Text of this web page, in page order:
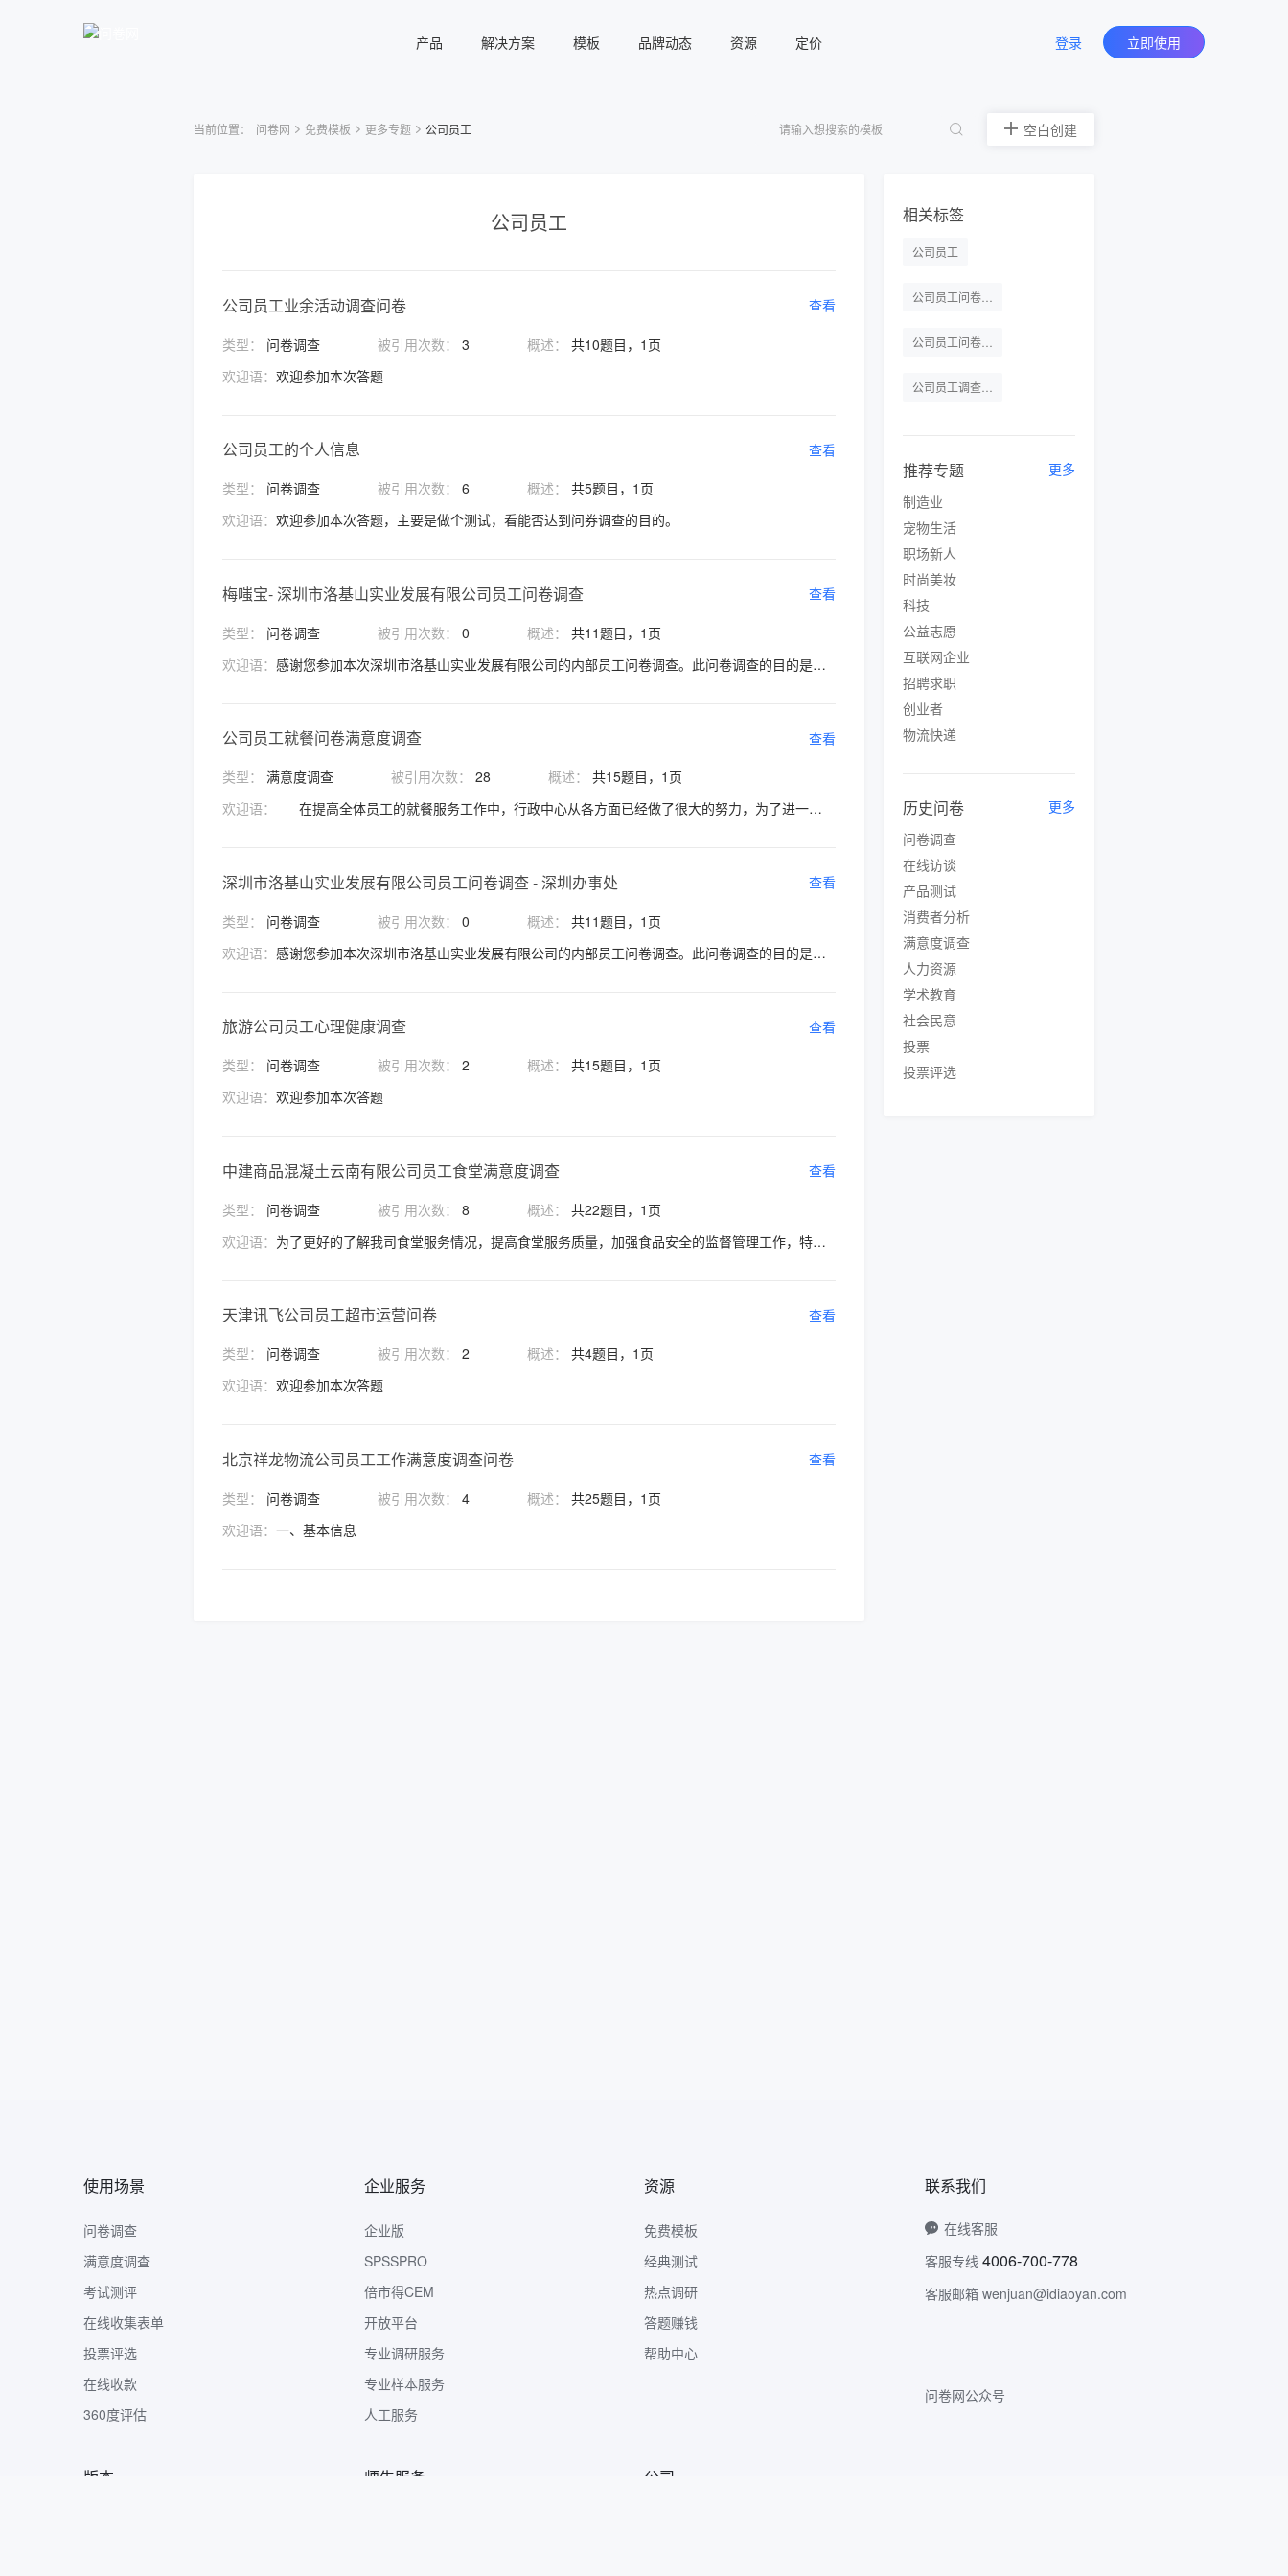
产品 解决方案 模板 品牌动态 资源 定价 登录 立即使用
当前位置： 问卷网 免费模板 更多专题 公司员工 空白创建
公司员工
公司员工业余活动调查问卷 查看
类型： 问卷调查 被引用次数： 3 概述：
共10题目，1页
欢迎语： 欢迎参加本次答题
公司员工的个人信息 查看
类型： 问卷调查 被引用次数： 6 概述：
共5题目，1页
欢迎语： 欢迎参加本次答题，主要是做个测试，看能否达到问券调查的目的。
梅嗤宝- 深圳市洛基山实业发展有限公司员工问卷调查 查看
类型： 问卷调查 被引用次数： 0 概述：
共11题目，1页
欢迎语：
感谢您参加本次深圳市洛基山实业发展有限公司的内部员工问卷调查。此问卷调查的目的是让员工互相之间能够给与评估，并且从中学习与进步。此问卷调查是以佚名的方式完成，结果会在所有员工完成问卷调查后公布。您的意见对于公司以及其他员工非常重要，请认真并如实的完成您对身边同事的评估，感谢您的配合。
公司员工就餐问卷满意度调查 查看
类型： 满意度调查 被引用次数： 28 概述：
共15题目，1页
欢迎语：
在提高全体员工的就餐服务工作中，行政中心从各方面已经做了很大的努力，为了进一步提高我们的服务质量，我们再次进行工作餐满意度调查，为切实了解大家对工作餐的意见和建议，本次调查将采用实名制，请大家实事求是、公平、公正的填写问卷，谢谢大家的配合！
深圳市洛基山实业发展有限公司员工问卷调查 - 深圳办事处 查看
类型： 问卷调查 被引用次数： 0 概述：
共11题目，1页
欢迎语：
感谢您参加本次深圳市洛基山实业发展有限公司的内部员工问卷调查。此问卷调查的目的是让员工互相之间能够给与评估，并且从中学习与进步。此问卷调查是以匿名的方式完成，结果会在所有员工完成问卷调查后公布。您的意见对于公司以及其他员工非常重要，请务必认真并如实的完成您对身边同事的评估，感谢您的配合。
旅游公司员工心理健康调查 查看
类型： 问卷调查 被引用次数： 2 概述：
共15题目，1页
欢迎语： 欢迎参加本次答题
中建商品混凝土云南有限公司员工食堂满意度调查 查看
类型： 问卷调查 被引用次数： 8 概述：
共22题目，1页
欢迎语：
为了更好的了解我司食堂服务情况，提高食堂服务质量，加强食品安全的监督管理工作，特展开本次问卷调查，请各位职工根据自身在用餐过程中的真实感受填写，以帮助我们监督整改。
天津讯飞公司员工超市运营问卷 查看
类型： 问卷调查 被引用次数： 2 概述：
共4题目，1页
欢迎语： 欢迎参加本次答题
北京祥龙物流公司员工工作满意度调查问卷 查看
类型： 问卷调查 被引用次数： 4 概述：
共25题目，1页
欢迎语： 一、基本信息
相关标签
公司员工
推荐专题
更多
制造业
宠物生活
职场新人
时尚美妆
科技
公益志愿
互联网企业
招聘求职
创业者
物流快递
历史问卷
更多
问卷调查
在线访谈
产品测试
消费者分析
满意度调查
人力资源
学术教育
社会民意
投票
投票评选
使用场景
问卷调查
满意度调查
考试测评
在线收集表单
投票评选
在线收款
360度评估
企业服务
企业版
SPSSPRO
倍市得CEM
开放平台
专业调研服务
专业样本服务
人工服务
资源
免费模板
经典测试
热点调研
答题赚钱
帮助中心
联系我们
在线客服
客服专线 4006-700-778
客服邮箱 wenjuan@idiaoyan.com
问卷网公众号
版本 师生服务 公司